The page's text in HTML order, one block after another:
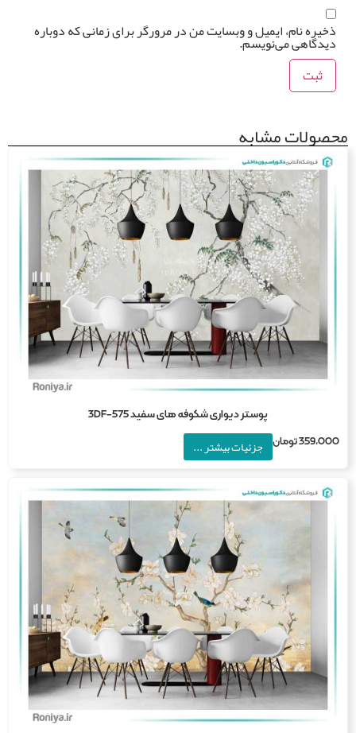
نام، ایمیل و وبسایت من در مرورگر برای زمانی که دوباره
می‌نویسم.
مشابه
پوستر دیواری شکوفه های سفید 3DF-575
تومان جزئیات بیشتر ...